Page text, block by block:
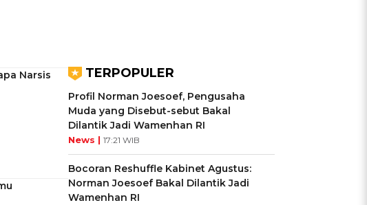
Narsis
TERPOPULER
Profil Norman Joesoef, Pengusaha
Muda yang Disebut-sebut Bakal
Dilantik Jadi Wamenhan RI
News | 17:21 WIB
Bocoran Reshuffle Kabinet Agustus:
Norman Joesoef Bakal Dilantik Jadi
Wamenhan RI